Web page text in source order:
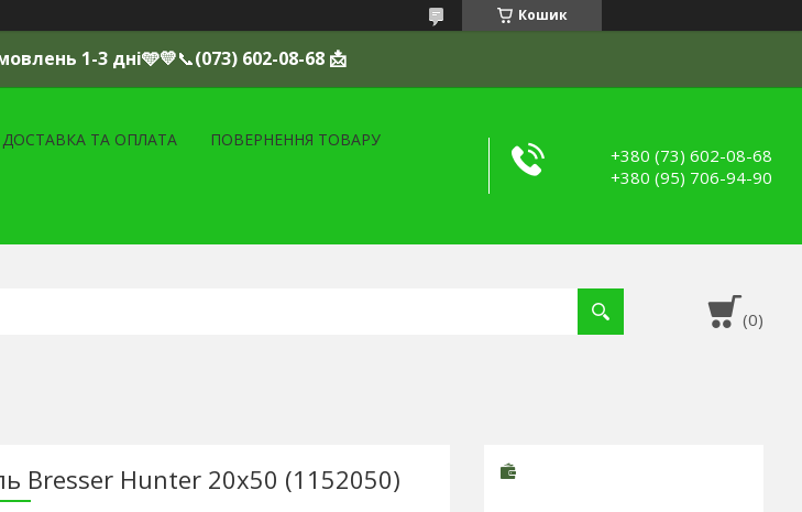
Кошик
1-3 дні🩵💛📞(073) 602-08-68 📩
ДОСТАВКА ТА ОПЛАТА ПОВЕРНЕННЯ ТОВАРУ
+380 (73) 602-08-68
+380 (95) 706-94-90
Bresser Hunter 20x50 (1152050)